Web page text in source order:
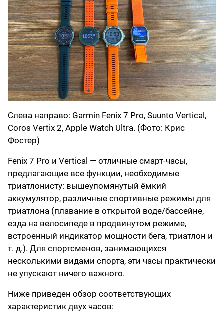
Слева направо: Garmin Fenix ​​7 Pro, Suunto Vertical,
Coros Vertix 2, Apple Watch Ultra. (Фото: Крис
Фостер)
Fenix ​​7 Pro и Vertical — отличные смарт-часы,
предлагающие все функции, необходимые
триатлонисту: вышеупомянутый ёмкий
аккумулятор, различные спортивные режимы для
триатлона (плавание в открытой воде/бассейне,
езда на велосипеде в продвинутом режиме,
встроенный индикатор мощности бега, триатлон и
т. д.). Для спортсменов, занимающихся
несколькими видами спорта, эти часы практически
не упускают ничего важного.
Ниже приведен обзор соответствующих
характеристик двух часов: